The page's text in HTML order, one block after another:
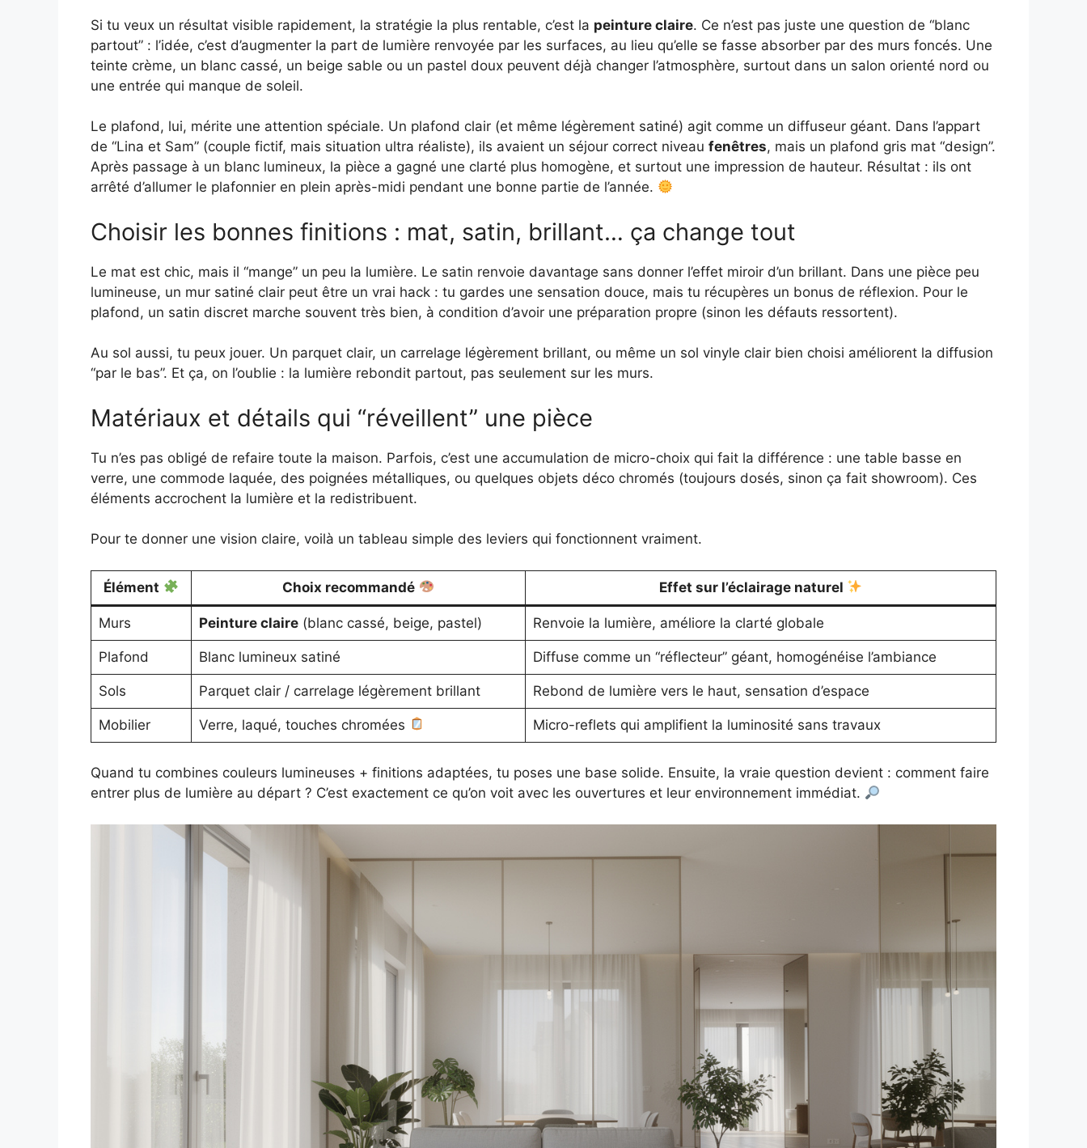
Si tu veux un résultat visible rapidement, la stratégie la plus rentable, c’est la peinture claire. Ce n’est pas juste une question de “blanc
partout” : l’idée, c’est d’augmenter la part de lumière renvoyée par les surfaces, au lieu qu’elle se fasse absorber par des murs foncés. Une
teinte crème, un blanc cassé, un beige sable ou un pastel doux peuvent déjà changer l’atmosphère, surtout dans un salon orienté nord ou
une entrée qui manque de soleil.
Le plafond, lui, mérite une attention spéciale. Un plafond clair (et même légèrement satiné) agit comme un diffuseur géant. Dans l’appart
de “Lina et Sam” (couple fictif, mais situation ultra réaliste), ils avaient un séjour correct niveau fenêtres, mais un plafond gris mat “design”.
Après passage à un blanc lumineux, la pièce a gagné une clarté plus homogène, et surtout une impression de hauteur. Résultat : ils ont
arrêté d’allumer le plafonnier en plein après-midi pendant une bonne partie de l’année.
Choisir les bonnes finitions : mat, satin, brillant… ça change tout
Le mat est chic, mais il “mange” un peu la lumière. Le satin renvoie davantage sans donner l’effet miroir d’un brillant. Dans une pièce peu
lumineuse, un mur satiné clair peut être un vrai hack : tu gardes une sensation douce, mais tu récupères un bonus de réflexion. Pour le
plafond, un satin discret marche souvent très bien, à condition d’avoir une préparation propre (sinon les défauts ressortent).
Au sol aussi, tu peux jouer. Un parquet clair, un carrelage légèrement brillant, ou même un sol vinyle clair bien choisi améliorent la diffusion
“par le bas”. Et ça, on l’oublie : la lumière rebondit partout, pas seulement sur les murs.
Matériaux et détails qui “réveillent” une pièce
Tu n’es pas obligé de refaire toute la maison. Parfois, c’est une accumulation de micro-choix qui fait la différence : une table basse en
verre, une commode laquée, des poignées métalliques, ou quelques objets déco chromés (toujours dosés, sinon ça fait showroom). Ces
éléments accrochent la lumière et la redistribuent.
Pour te donner une vision claire, voilà un tableau simple des leviers qui fonctionnent vraiment.
Élément Choix recommandé Effet sur l’éclairage naturel
Murs Peinture claire(blanc cassé, beige, pastel) Renvoie la lumière, améliore la clarté globale
Plafond Blanc lumineux satiné Diffuse comme un “réflecteur” géant, homogénéise l’ambiance
Sols Parquet clair / carrelage légèrement brillant Rebond de lumière vers le haut, sensation d’espace
Mobilier Verre, laqué, touches chromées Micro-reflets qui amplifient la luminosité sans travaux
Quand tu combines couleurs lumineuses + finitions adaptées, tu poses une base solide. Ensuite, la vraie question devient : comment faire
entrer plus de lumière au départ ? C’est exactement ce qu’on voit avec les ouvertures et leur environnement immédiat.